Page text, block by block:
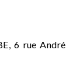
6 rue André